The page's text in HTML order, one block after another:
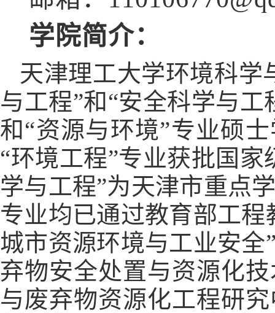
学院简介：
天津理工大学环境科学
与工程”和“安全科学与
和“资源与环境”专业硕
“环境工程”专业获批国
学与工程”为天津市重点
专业均已通过教育部工
城市资源环境与工业安
弃物安全处置与资源化
与废弃物资源化工程研